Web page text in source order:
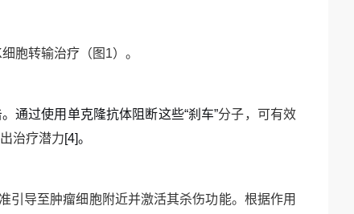
细胞转输治疗（图 1）。
通过使用单克隆抗体阻断这些“刹车”分子，可有效
治疗潜力[4]。
引导至肿瘤细胞附近并激活其杀伤功能。根据作用